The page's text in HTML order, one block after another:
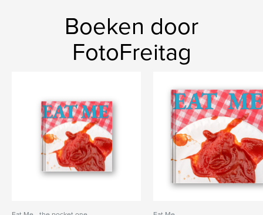
Boeken door
FotoFreitag